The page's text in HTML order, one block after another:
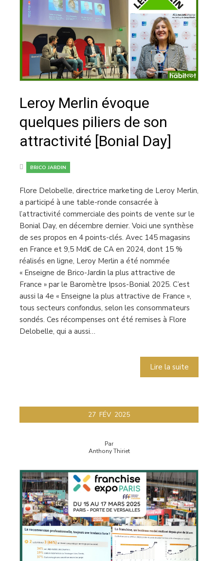
Leroy Merlin évoque
quelques piliers de son
attractivité [Bonial Day]
BRICO JARDIN
Flore Delobelle, directrice marketing de Leroy Merlin,
a participé à une table-ronde consacrée à
l’attractivité commerciale des points de vente sur le
Bonial Day, en décembre dernier. Voici une synthèse
de ses propos en 4 points-clés. Avec 145 magasins
en France et 9,5 Md€ de CA en 2024, dont 15 %
réalisés en ligne, Leroy Merlin a été nommée
« Enseigne de Brico-Jardin la plus attractive de
France » par le Baromètre Ipsos-Bonial 2025. C’est
aussi la 4e « Enseigne la plus attractive de France »,
tous secteurs confondus, selon les consommateurs
sondés. Ces récompenses ont été remises à Flore
Delobelle, qui a aussi…
Lire la suite
27 FÉV 2025
Par
Anthony Thiriet